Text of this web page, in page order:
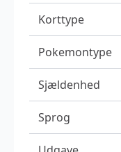
Korttype
Pokemontype
Sjældenhed
Sprog